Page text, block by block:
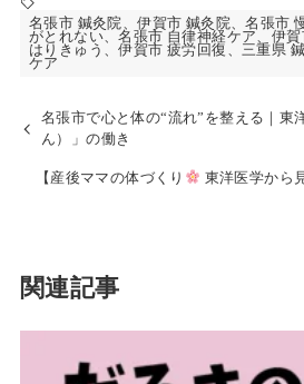
名張市 鍼灸院、伊賀市 鍼灸院、名張市
がとれない、名張市 自律神経ケア、伊
はりきゅう、伊賀市 疲労回復、三重県
ケア
名張市で心と体の“流れ”を整える｜東
ん）」の働き
【産後ママの体づくり 東洋医学から
関連記事